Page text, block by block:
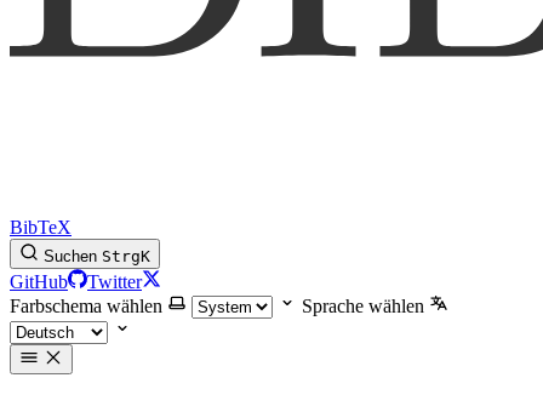
BibTeX
Suchen StrgK
GitHub
Twitter
Farbschema wählen
Sprache wählen